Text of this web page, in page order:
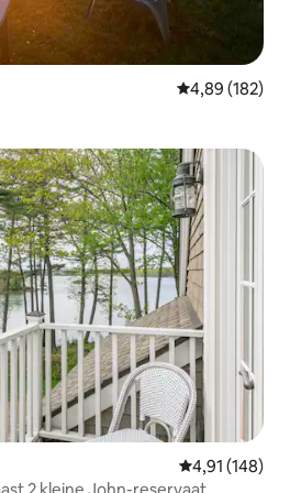
Gemiddelde
4,89 (182)
Gemiddelde
4,91 (148)